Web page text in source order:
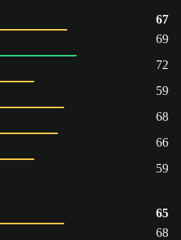
67
69
72
59
68
66
59
65
68